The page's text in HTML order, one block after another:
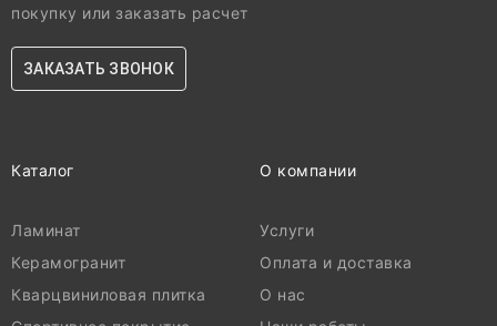
покупку или заказать расчет
ЗАКАЗАТЬ ЗВОНОК
Каталог
Ламинат
Керамогранит
Кварцвиниловая плитка
О компании
Услуги
Оплата и доставка
О нас